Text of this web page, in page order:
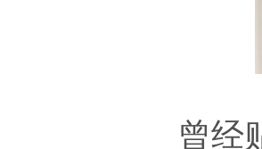
曾经贴